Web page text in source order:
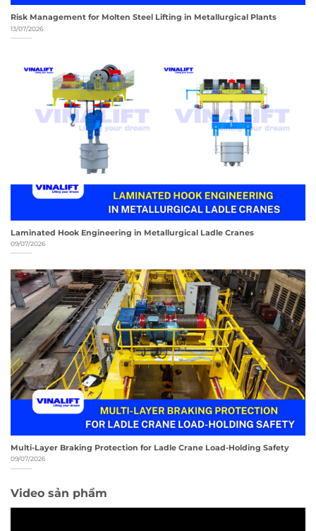
Risk Management for Molten Steel Lifting in Metallurgical Plants
13/07/2026
Laminated Hook Engineering in Metallurgical Ladle Cranes
09/07/2026
Multi-Layer Braking Protection for Ladle Crane Load-Holding Safety
09/07/2026
Video sản phẩm